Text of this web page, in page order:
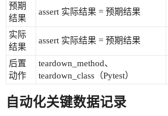
预期
结果
assert 实际结果 = 预期结果
实际
结果
assert 实际结果 = 预期结果
后置
动作
teardown_method、
teardown_class（Pytest）
自动化关键数据记录